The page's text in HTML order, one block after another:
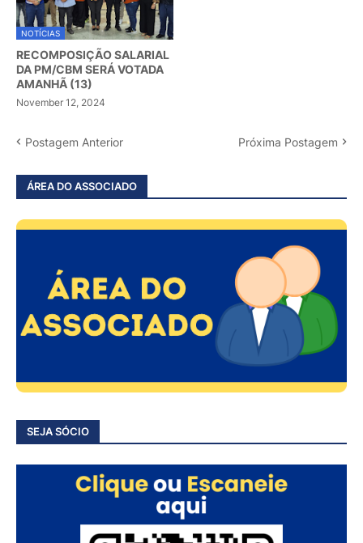
NOTÍCIAS
RECOMPOSIÇÃO SALARIAL
DA PM/CBM SERÁ VOTADA
AMANHÃ (13)
November 12, 2024
Postagem Anterior Próxima Postagem
ÁREA DO ASSOCIADO
SEJA SÓCIO